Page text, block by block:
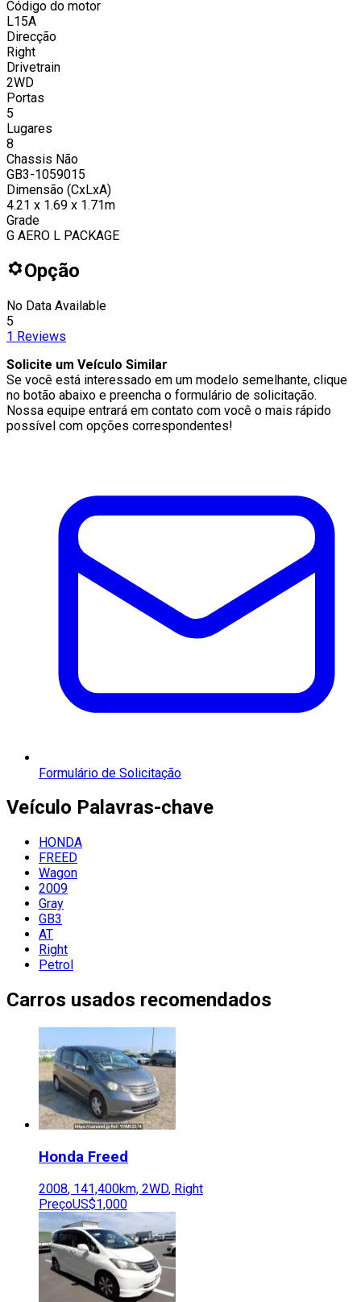
Código do motor
L15A
Direcção
Right
Drivetrain
2WD
Portas
5
Lugares
8
Chassis Não
GB3-1059015
Dimensão (CxLxA)
4.21 x 1.69 x 1.71m
Grade
G AERO L PACKAGE
Opção
No Data Available
5
1 Reviews
Solicite um Veículo Similar
Se você está interessado em um modelo semelhante, clique
no botão abaixo e preencha o formulário de solicitação.
Nossa equipe entrará em contato com você o mais rápido
possível com opções correspondentes!
Formulário de Solicitação
Veículo Palavras-chave
HONDA
FREED
Wagon
2009
Gray
GB3
AT
Right
Petrol
Carros usados recomendados
Honda Freed
2008, 141,400km, 2WD, Right
PreçoUS$1,000